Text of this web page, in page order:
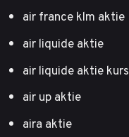
air france klm aktie
air liquide aktie
air liquide aktie kurs
air up aktie
aira aktie